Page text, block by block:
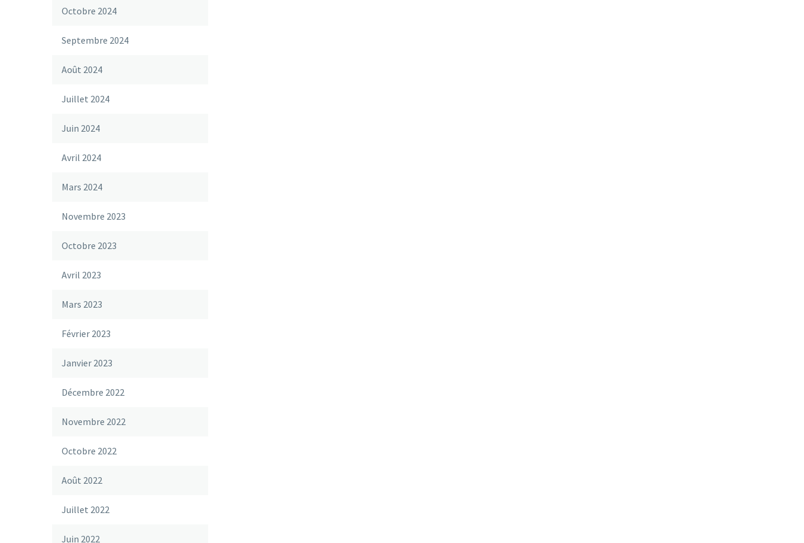
Octobre 2024
Septembre 2024
Août 2024
Juillet 2024
Juin 2024
Avril 2024
Mars 2024
Novembre 2023
Octobre 2023
Avril 2023
Mars 2023
Février 2023
Janvier 2023
Décembre 2022
Novembre 2022
Octobre 2022
Août 2022
Juillet 2022
Juin 2022